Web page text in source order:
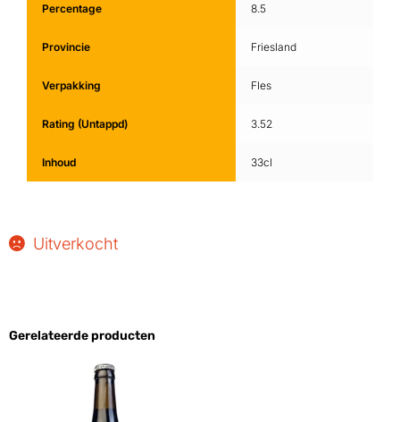
Percentage 8.5
Provincie Friesland
Verpakking Fles
Rating (Untappd) 3.52
Inhoud 33cl
Uitverkocht
Gerelateerde producten